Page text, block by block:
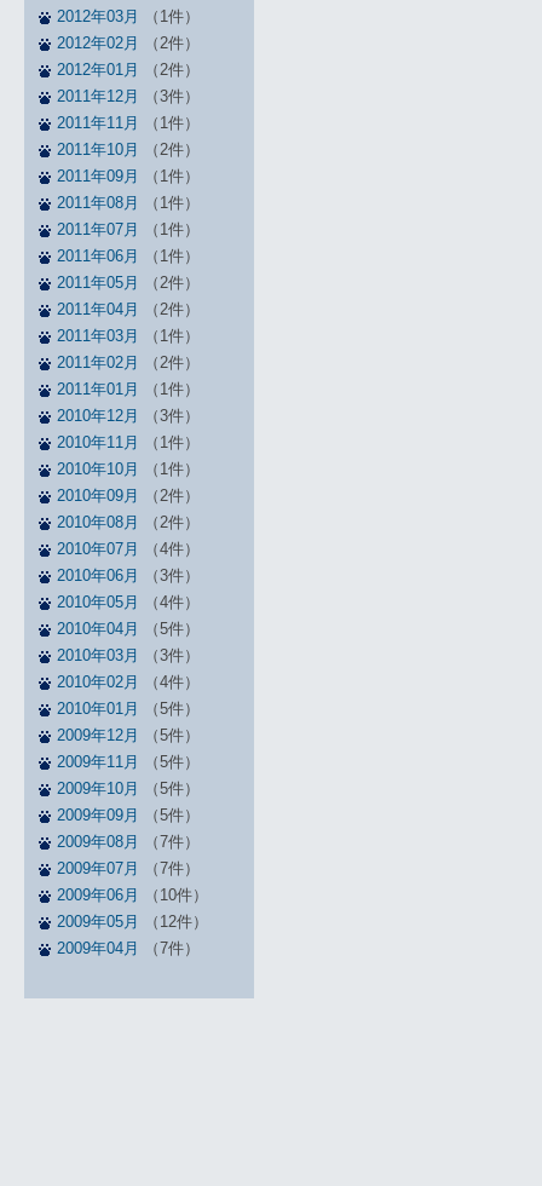
2012年03月
（1件）
2012年02月
（2件）
2012年01月
（2件）
2011年12月
（3件）
2011年11月
（1件）
2011年10月
（2件）
2011年09月
（1件）
2011年08月
（1件）
2011年07月
（1件）
2011年06月
（1件）
2011年05月
（2件）
2011年04月
（2件）
2011年03月
（1件）
2011年02月
（2件）
2011年01月
（1件）
2010年12月
（3件）
2010年11月
（1件）
2010年10月
（1件）
2010年09月
（2件）
2010年08月
（2件）
2010年07月
（4件）
2010年06月
（3件）
2010年05月
（4件）
2010年04月
（5件）
2010年03月
（3件）
2010年02月
（4件）
2010年01月
（5件）
2009年12月
（5件）
2009年11月
（5件）
2009年10月
（5件）
2009年09月
（5件）
2009年08月
（7件）
2009年07月
（7件）
2009年06月
（10件）
2009年05月
（12件）
2009年04月
（7件）